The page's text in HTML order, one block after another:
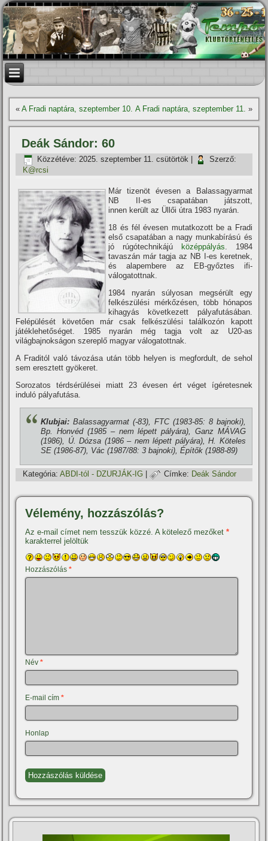
«A Fradi naptára, szeptember 10. A Fradi naptára, szeptember 11. »
Deák Sándor: 60
Közzétéve: 2025. szeptember 11. csütörtök
Szerző:
K@rcsi
Már tizenöt évesen a Balassagyarmat
NB II-es csapatában játszott,
innen került az Üllői útra 1983 nyarán.
18 és fél évesen mutatkozott be a Fradi
első csapatában a nagy munkabí­rású és
jó rúgótechnikájú
középpályás. 1984
tavaszán már tagja az NB I-es keretnek,
és alapembere az EB-győztes ifi-
válogatottnak.
1984 nyarán súlyosan megsérült egy
felkészülési mérkőzésen, több hónapos
kihagyás következett pályafutásában.
Felépülését követően már csak felkészülési találkozón kapott
játéklehetőséget. 1985 nyarán még tagja volt az U20-as
világbajnokságon szereplő magyar válogatottnak.
A Fraditól való távozása után több helyen is megfordult, de sehol
sem eresztett gyökeret.
Sorozatos térdsérülései miatt 23 évesen ért véget í­géretesnek
induló pályafutása.
Klubjai: Balassagyarmat (-83), FTC (1983-85: 8 bajnoki),
Bp. Honvéd (1985 – nem lépett pályára), Ganz MÁVAG
(1986), Ú. Dózsa (1986 – nem lépett pályára), H. Köteles
SE (1986-87), Vác (1987/88: 3 bajnoki), Épí­tők (1988-89)
Kategória: ABDI-tól - DZURJÁK-IG | Címke: Deák Sándor
Vélemény, hozzászólás?
Az e-mail címet nem tesszük közzé. A kötelező mezőket*
karakterrel jelöltük
Hozzászólás*
Név*
E-mail cím*
Honlap